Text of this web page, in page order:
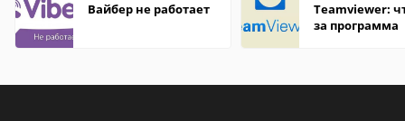
Вайбер не работает
Teamviewer:
за программа